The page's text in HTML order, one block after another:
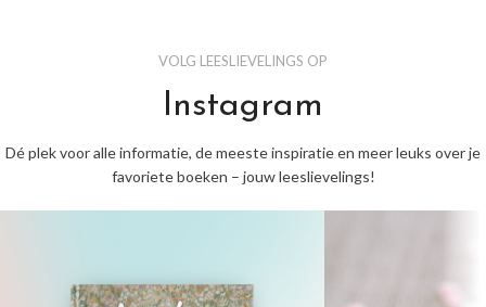
VOLG LEESLIEVELINGS OP
Instagram
Dé plek voor alle informatie, de meeste inspiratie en meer leuks over je
favoriete boeken – jouw leeslievelings!